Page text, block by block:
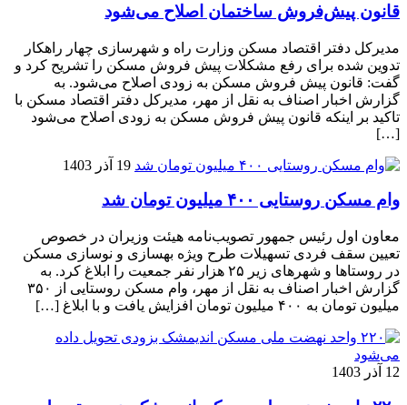
قانون پیش‌فروش ساختمان اصلاح می‌شود
مدیرکل دفتر اقتصاد مسکن وزارت راه و شهرسازی چهار راهکار
تدوین شده برای رفع مشکلات پیش فروش مسکن را تشریح کرد و
گفت: قانون پیش فروش مسکن به زودی اصلاح می‌شود. به
گزارش اخبار اصناف به نقل از مهر، مدیرکل دفتر اقتصاد مسکن با
تاکید بر اینکه قانون پیش فروش مسکن به زودی اصلاح می‌شود
[…]
19 آذر 1403
وام مسکن روستایی ۴۰۰ میلیون تومان شد
معاون اول رئیس جمهور تصویب‌نامه هیئت وزیران در خصوص
تعیین سقف فردی تسهیلات طرح ویژه بهسازی و نوسازی مسکن
در روستاها و شهرهای زیر ۲۵ هزار نفر جمعیت را ابلاغ کرد. به
گزارش اخبار اصناف به نقل از مهر، وام مسکن روستایی از ۳۵۰
میلیون تومان به ۴۰۰ میلیون تومان افزایش یافت و با ابلاغ […]
12 آذر 1403